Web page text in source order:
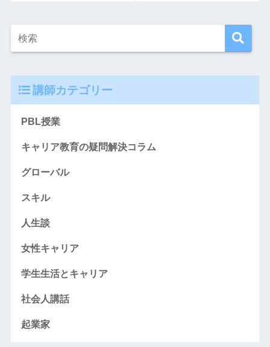
講師カテゴリー
PBL授業
キャリア教育の疑問解決コラム
グローバル
スキル
人生談
女性キャリア
学生生活とキャリア
社会人講話
起業家